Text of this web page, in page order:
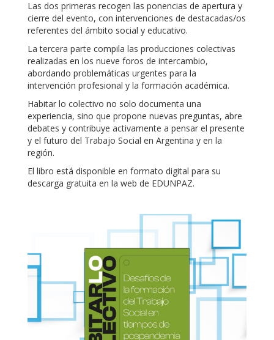
Las dos primeras recogen las ponencias de apertura y
cierre del evento, con intervenciones de destacadas/os
referentes del ámbito social y educativo.
La tercera parte compila las producciones colectivas
realizadas en los nueve foros de intercambio,
abordando problemáticas urgentes para la
intervención profesional y la formación académica.
Habitar lo colectivo no solo documenta una
experiencia, sino que propone nuevas preguntas, abre
debates y contribuye activamente a pensar el presente
y el futuro del Trabajo Social en Argentina y en la
región.
El libro está disponible en formato digital para su
descarga gratuita en la web de EDUNPAZ.